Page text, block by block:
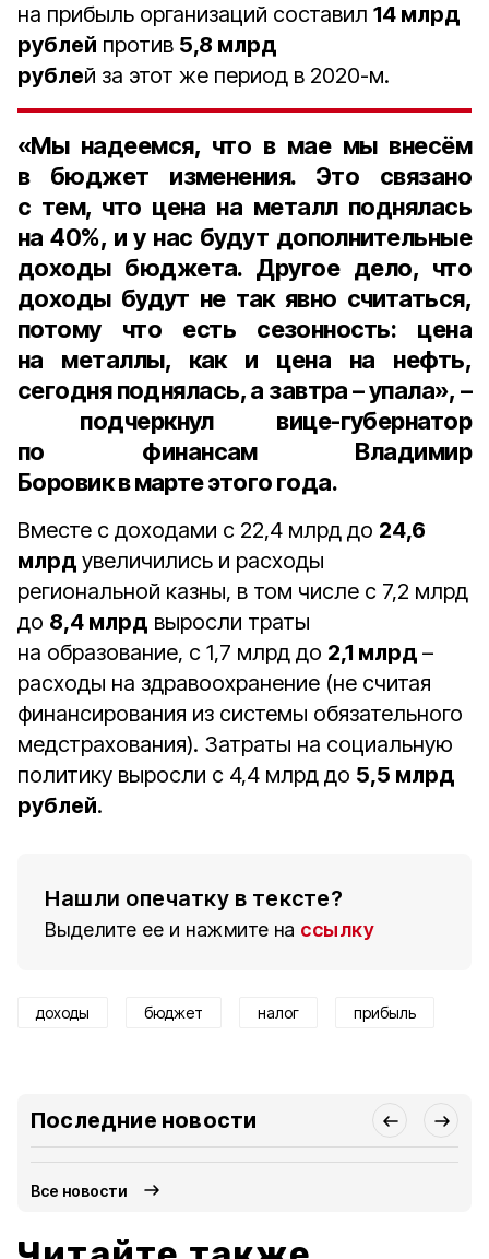
на прибыль организаций составил 14 млрд
рублей против 5,8 млрд
рублей за этот же период в 2020-м.
«Мы надеемся, что в мае мы внесём
в бюджет изменения. Это связано
с тем, что цена на металл поднялась
на 40%, и у нас будут дополнительные
доходы бюджета. Другое дело, что
доходы будут не так явно считаться,
потому что есть сезонность: цена
на металлы, как и цена на нефть,
сегодня поднялась, а завтра – упала», –
подчеркнул вице-губернатор
по финансам Владимир
Боровикв марте этого года.
Вместе с доходами с 22,4 млрд до 24,6
млрд увеличились и расходы
региональной казны, в том числе с 7,2 млрд
до 8,4 млрд выросли траты
на образование, с 1,7 млрд до 2,1 млрд –
расходы на здравоохранение (не считая
финансирования из системы обязательного
медстрахования). Затраты на социальную
политику выросли с 4,4 млрд до 5,5 млрд
рублей.
Нашли опечатку в тексте?
Выделите ее и нажмите на ссылку
доходы бюджет налог прибыль
Последние новости
Все новости